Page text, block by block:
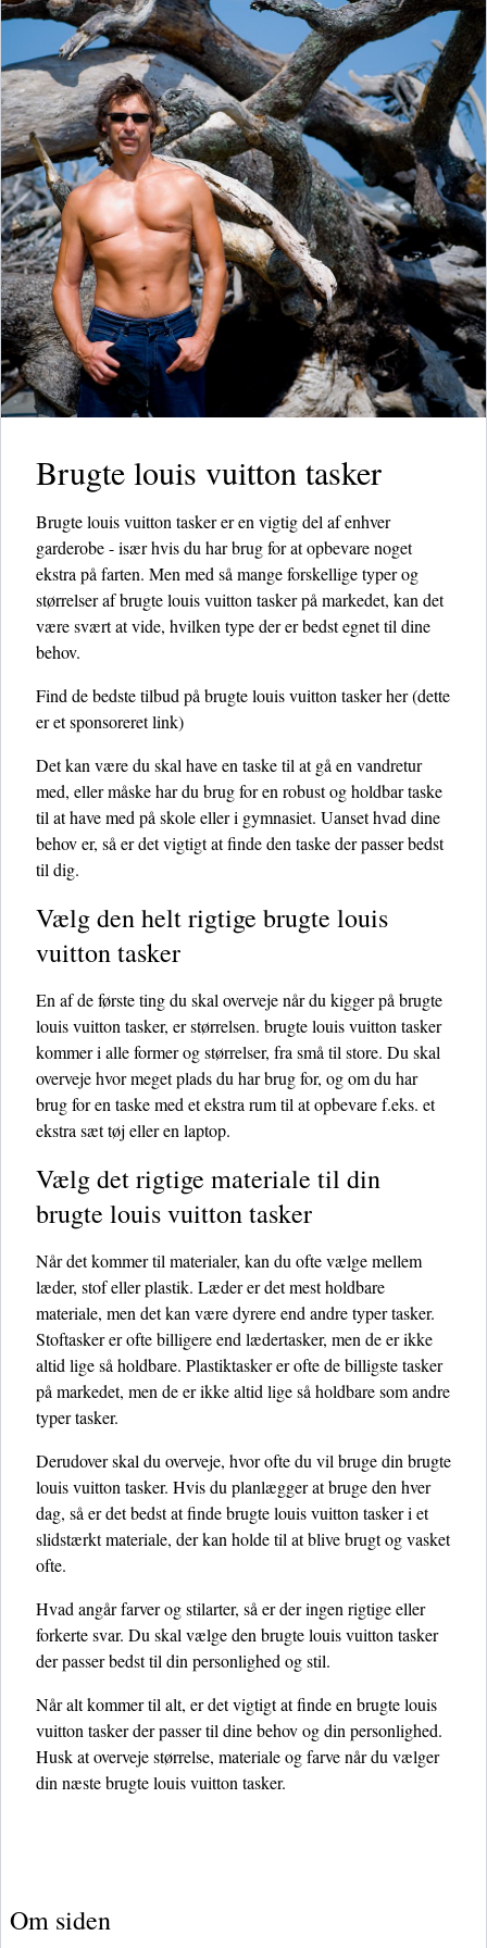
Brugte louis vuitton tasker
Brugte louis vuitton tasker er en vigtig del af enhver
garderobe - især hvis du har brug for at opbevare noget
ekstra på farten. Men med så mange forskellige typer og
størrelser af brugte louis vuitton tasker på markedet, kan det
være svært at vide, hvilken type der er bedst egnet til dine
behov.
Find de bedste tilbud på brugte louis vuitton tasker her(dette
er et sponsoreret link)
Det kan være du skal have en taske til at gå en vandretur
med, eller måske har du brug for en robust og holdbar taske
til at have med på skole eller i gymnasiet. Uanset hvad dine
behov er, så er det vigtigt at finde den taske der passer bedst
til dig.
Vælg den helt rigtige brugte louis
vuitton tasker
En af de første ting du skal overveje når du kigger på brugte
louis vuitton tasker, er størrelsen. brugte louis vuitton tasker
kommer i alle former og størrelser, fra små til store. Du skal
overveje hvor meget plads du har brug for, og om du har
brug for en taske med et ekstra rum til at opbevare f.eks. et
ekstra sæt tøj eller en laptop.
Vælg det rigtige materiale til din
brugte louis vuitton tasker
Når det kommer til materialer, kan du ofte vælge mellem
læder, stof eller plastik. Læder er det mest holdbare
materiale, men det kan være dyrere end andre typer tasker.
Stoftasker er ofte billigere end lædertasker, men de er ikke
altid lige så holdbare. Plastiktasker er ofte de billigste tasker
på markedet, men de er ikke altid lige så holdbare som andre
typer tasker.
Derudover skal du overveje, hvor ofte du vil bruge din brugte
louis vuitton tasker. Hvis du planlægger at bruge den hver
dag, så er det bedst at finde brugte louis vuitton tasker i et
slidstærkt materiale, der kan holde til at blive brugt og vasket
ofte.
Hvad angår farver og stilarter, så er der ingen rigtige eller
forkerte svar. Du skal vælge den brugte louis vuitton tasker
der passer bedst til din personlighed og stil.
Når alt kommer til alt, er det vigtigt at finde en brugte louis
vuitton tasker der passer til dine behov og din personlighed.
Husk at overveje størrelse, materiale og farve når du vælger
din næste brugte louis vuitton tasker.
Om siden